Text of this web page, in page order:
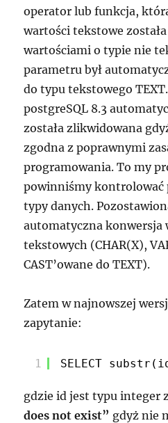
operator lub funkcja,
wartości tekstowe
wartościami o typie nie
parametru był
do typu tekstowego
postgreSQL 8.3
została zlikwidowana
zgodna z poprawnymi
programowania. To my
powinniśmy kontrolować
typy danych.
automatyczna konwersja
tekstowych (CHAR(X),
CAST’owane do TEXT).
Zatem w najnowszej
zapytanie:
1 SELECT
gdzie id jest typu integer
does not exist” gdyż nie